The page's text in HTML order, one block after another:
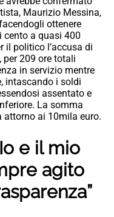
Maurizio Messina,
ottenere
cento a quasi 400
il politico l’accusa di
per 209 ore totali
in servizio mentre
intascando i soldi
assentato e
La somma
ai 10mila euro.
e il mio
agito